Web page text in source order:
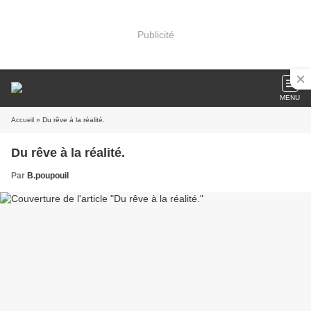
Publicité
MENU
Accueil » Du rêve à la réalité.
Du rêve à la réalité.
Par B.poupouil